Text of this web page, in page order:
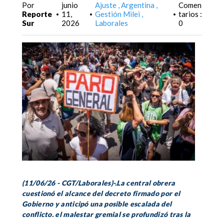
Por
Reporte
Sur
•
junio
11,
2026
•
Ajuste Argentina
Gestión Milei
Laborales
•
Comen
tarios :
0
(11/06/26 - CGT/Laborales)-.La central obrera
cuestionó el alcance del decreto firmado por el
Gobierno y anticipó una posible escalada del
conflicto. el malestar gremial se profundizó tras la